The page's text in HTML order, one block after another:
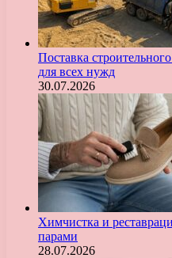
Поставка
для всех нужд
30.07.2026
Химчистка и
парами
28.07.2026